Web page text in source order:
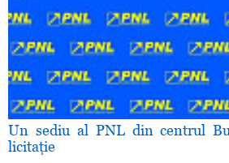
Un sediu al PNL din centrul
licitaţie